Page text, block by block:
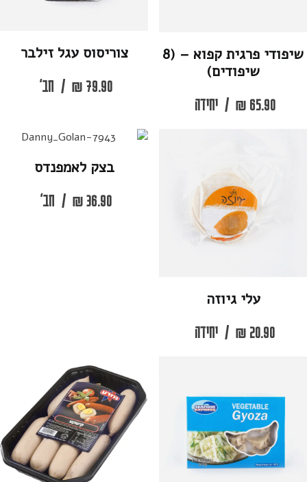
שיפודי פרגית קפוא – (8
שיפודים)
₪ 65.90
/ יחידה
צוריסוס עגל זילבר
₪ 79.90
/ חב'
עלי גיוזה
₪ 20.90
/ יחידה
בצק לאמפנדס
₪36.90
/ חב'